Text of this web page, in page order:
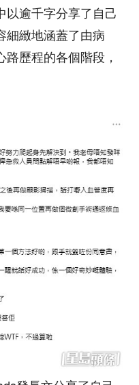
以逾千字分享了自己
細緻地涵蓋了由病
歷程的各個階段，